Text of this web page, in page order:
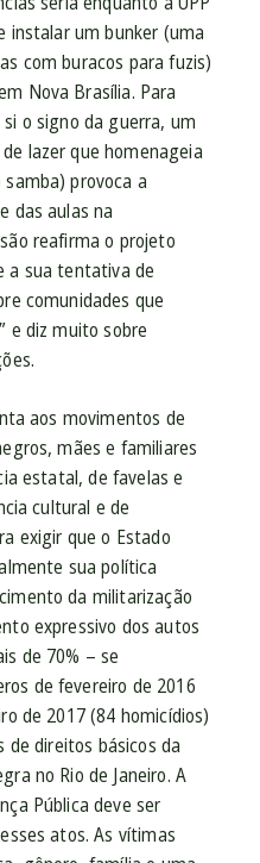
instalar um bunker (uma
com buracos para fuzis)
Nova Brasília. Para
o signo da guerra, um
lazer que homenageia
provoca a
das aulas na
reafirma o projeto
a sua tentativa de
comunidades que
e diz muito sobre
aos movimentos de
mães e familiares
estatal, de favelas e
cultural e de
exigir que o Estado
sua política
da militarização
expressivo dos autos
de 70% – se
de fevereiro de 2016
de 2017 (84 homicídios)
direitos básicos da
no Rio de Janeiro. A
Pública deve ser
atos. As vítimas